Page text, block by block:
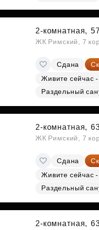
2-комнатная,
ЖК Римский, 7
Сдана
Живите сейчас
Раздельный
2-комнатная,
ЖК Римский, 7
Сдана
Живите сейчас
Раздельный
2-комнатная,